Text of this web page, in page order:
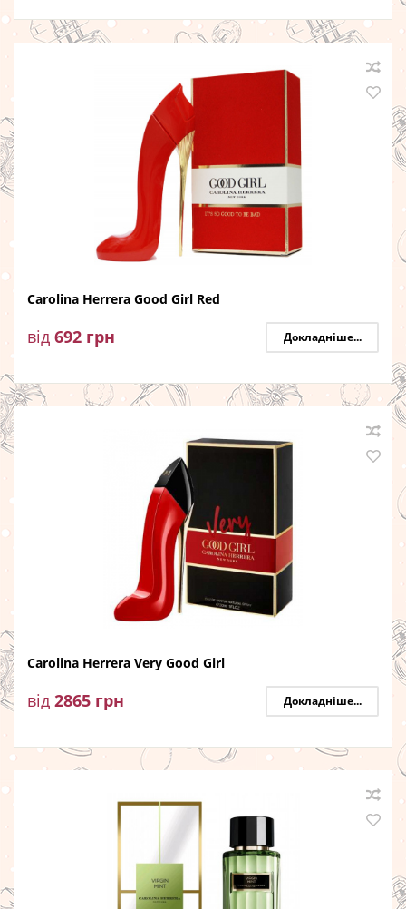
Carolina Herrera Good Girl Red
від 692 грн Докладніше...
Carolina Herrera Very Good Girl
від 2865 грн Докладніше...